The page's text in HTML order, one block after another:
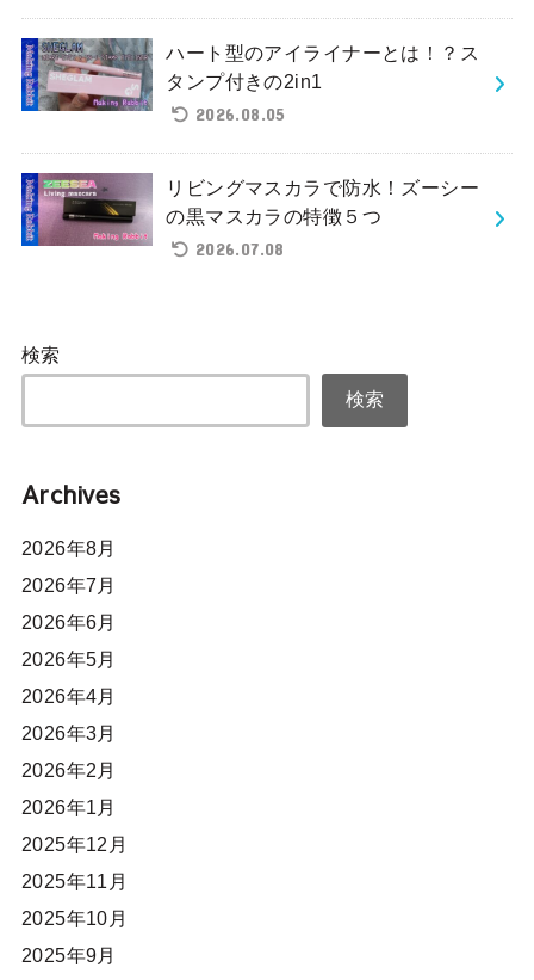
ハート型のアイライナーとは！？ス
タンプ付きの2in1
2026.08.05
リビングマスカラで防水！ズーシー
の黒マスカラの特徴５つ
2026.07.08
検索
検索
Archives
2026年8月
2026年7月
2026年6月
2026年5月
2026年4月
2026年3月
2026年2月
2026年1月
2025年12月
2025年11月
2025年10月
2025年9月